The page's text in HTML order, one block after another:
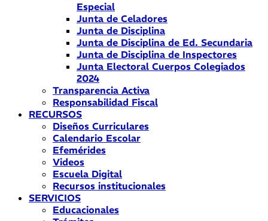
Especial
Junta de Celadores
Junta de Disciplina
Junta de Disciplina de Ed. Secundaria
Junta de Disciplina de Inspectores
Junta Electoral Cuerpos Colegiados
2024
Transparencia Activa
Responsabilidad Fiscal
RECURSOS
Diseños Curriculares
Calendario Escolar
Efemérides
Videos
Escuela Digital
Recursos institucionales
SERVICIOS
Educacionales